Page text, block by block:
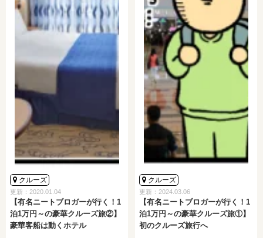
クルーズ
更新：2020.01.04
【有名ニートブロガーが行く！1
泊1万円～の豪華クルーズ旅②】
豪華客船は動くホテル
クルーズ
更新：2024.03.06
【有名ニートブロガーが行く！1
泊1万円～の豪華クルーズ旅①】
初のクルーズ旅行へ